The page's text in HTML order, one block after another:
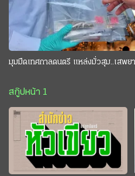
มุมมืดเทศกาลดนตรี แหล่งมั่วสุม..เสพยา
สกู๊ปหน้า 1